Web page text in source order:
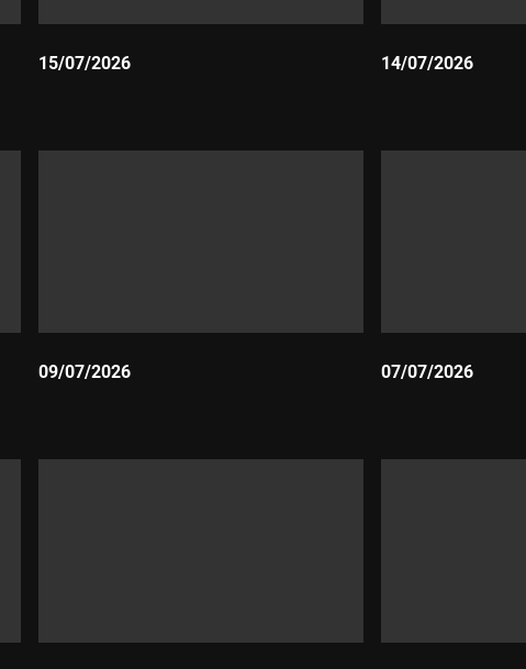
15/07/2026 14/07/2026
09/07/2026 07/07/2026